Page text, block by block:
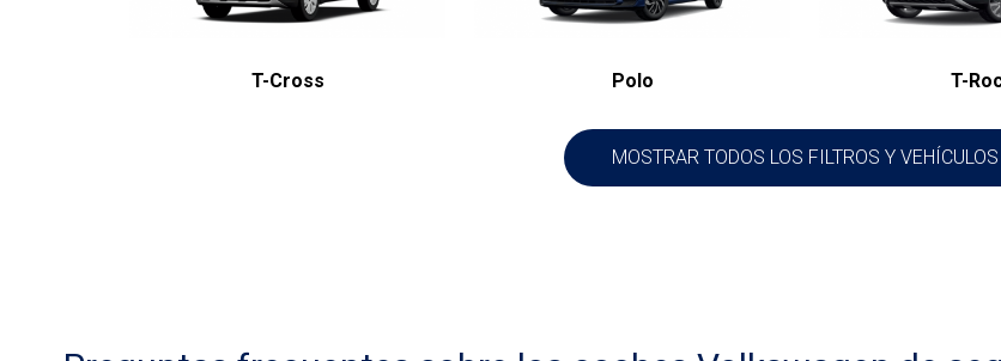
T-Cross Polo T-
MOSTRAR TODOS LOS FILTROS Y VEHÍCULOS